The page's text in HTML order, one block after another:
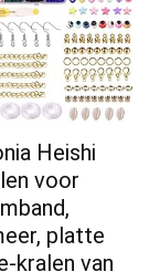
Heishi
voor
platte
kralen van